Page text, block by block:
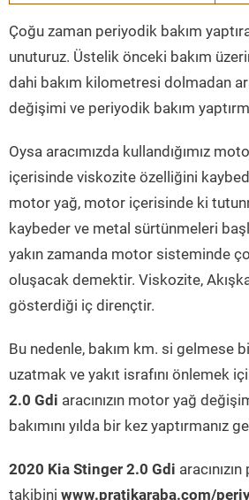
Çoğu zaman periyodik bakım
unuturuz. Üstelik önceki bakım
dahi bakım kilometresi dolmadan
değişimi ve periyodik bakım
Oysa aracımızda kullandığımız
içerisinde viskozite özelliğini
motor yağ, motor içerisinde ki
kaybeder ve metal sürtünmeleri
yakın zamanda motor sisteminde
oluşacak demektir. Viskozite,
gösterdiği iç dirençtir.
Bu nedenle, bakım km. si gelmese
uzatmak ve yakıt israfını önlemek
2.0 Gdi aracınızın motor yağ
bakımını yılda bir kez yaptırmanız
2020 Kia Stinger 2.0 Gdi
takibini www.pratikaraba.com/